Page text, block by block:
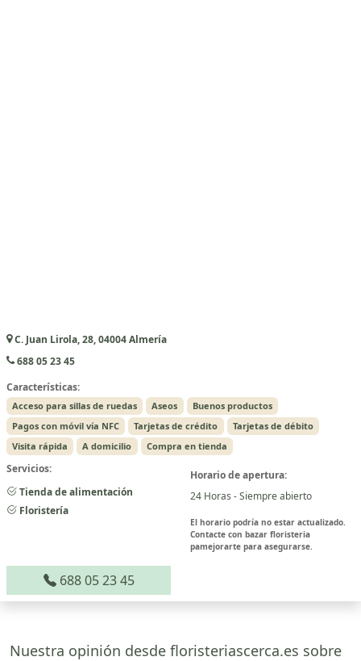
C. Juan Lirola, 28, 04004 Almería
688 05 23 45
Características:
Acceso para sillas de ruedas Aseos
Buenos productos
Pagos con móvil vía NFC
Tarjetas de crédito
Tarjetas de débito
Visita rápida
A domicilio Compra en tienda
Servicios:
Tienda de alimentación
Floristería
Horario de apertura:
24 Horas - Siempre abierto
El horario podría no estar actualizado.
Contacte con bazar floristeria
pamejorarte para asegurarse.
688 05 23 45
Nuestra opinión desde floristeriascerca.es sobre